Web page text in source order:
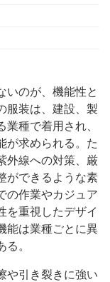
いのが、機能性と
服装は、建設、製
種で着用され、
が求められる。た
外線への対策、厳
ができるような素
の作業やカジュア
を重視したデザイ
能は業種ごとに異
。
や引き裂きに強い